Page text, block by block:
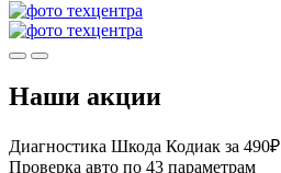
Наши акции
Диагностика Шкода Кодиак за 490₽
Проверка авто по 43 параметрам